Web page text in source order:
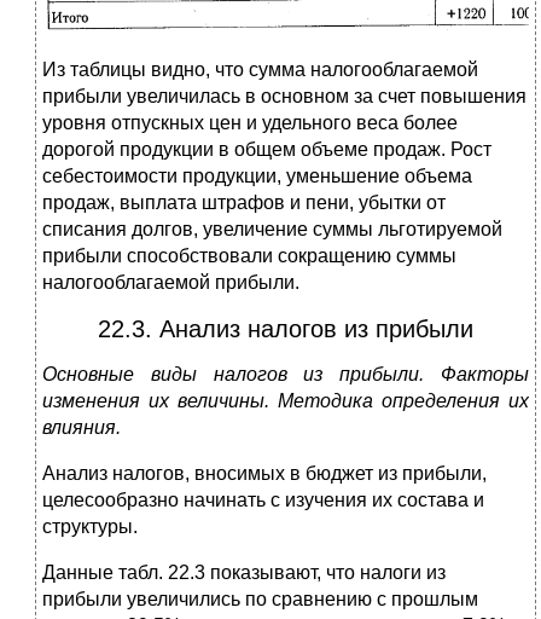
Из таблицы видно, что сумма налогооблагаемой
прибыли увеличилась в основном за счет повышения
уровня отпускных цен и удельного веса более
дорогой продукции в общем объеме продаж. Рост
себестоимости продукции, уменьшение объема
продаж, выплата штрафов и пени, убытки от
списания долгов, увеличение суммы льготируемой
прибыли способствовали сокращению суммы
налогооблагаемой прибыли.
22.3. Анализ налогов из прибыли
Основные виды налогов из прибыли. Факторы
изменения их величины. Методика определения их
влияния.
Анализ налогов, вносимых в бюджет из прибыли,
целесообразно начинать с изучения их состава и
структуры.
Данные табл. 22.3 показывают, что налоги из
прибыли увеличились по сравнению с прошлым